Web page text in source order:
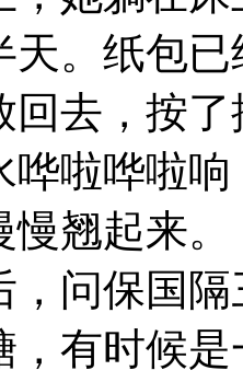
天。纸包
回去，按
哗啦响
翘起来。
保国隔
，有时候